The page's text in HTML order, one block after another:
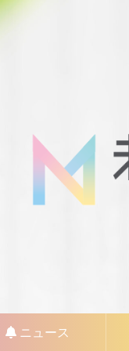
ニュース